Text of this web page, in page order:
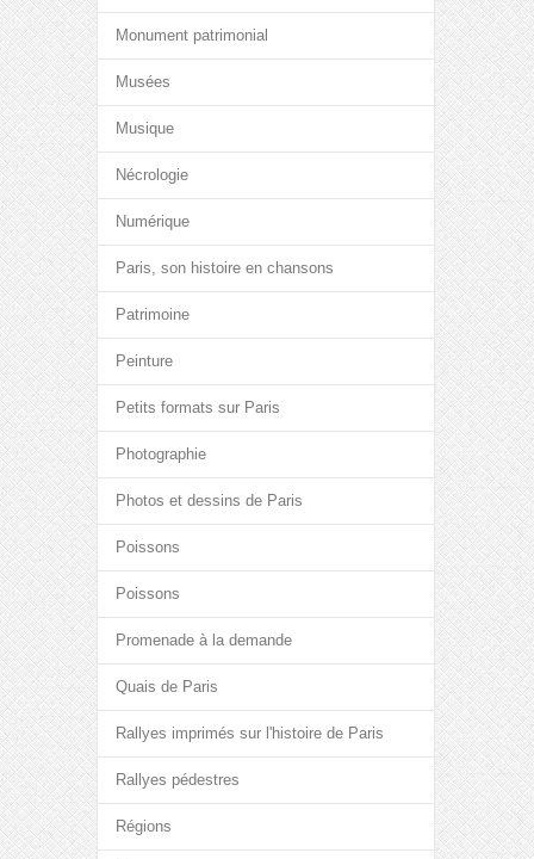
Monument patrimonial
Musées
Musique
Nécrologie
Numérique
Paris, son histoire en chansons
Patrimoine
Peinture
Petits formats sur Paris
Photographie
Photos et dessins de Paris
Poissons
Poissons
Promenade à la demande
Quais de Paris
Rallyes imprimés sur l'histoire de Paris
Rallyes pédestres
Régions